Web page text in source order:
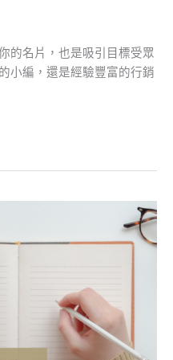
的名片，也是吸引目標受眾
小編，還是經驗豐富的行銷